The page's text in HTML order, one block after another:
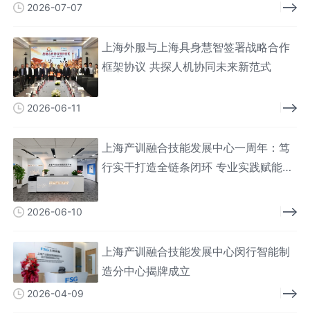
2026-07-07
上海外服与上海具身慧智签署战略合作
框架协议 共探人机协同未来新范式
2026-06-11
上海产训融合技能发展中心一周年：笃
行实干打造全链条闭环 专业实践赋能技
2026-06-10
上海产训融合技能发展中心闵行智能制
造分中心揭牌成立
2026-04-09